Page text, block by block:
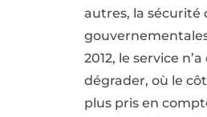
autres, la sécurité
2012, le service
dégrader, où le
plus pris en